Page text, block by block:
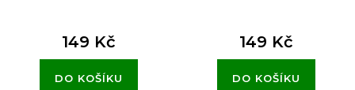
149 Kč
DO KOŠÍKU
149 Kč
DO KOŠÍKU